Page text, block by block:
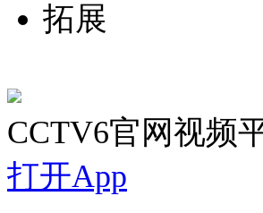
拓展
CCTV6官网视频
打开App